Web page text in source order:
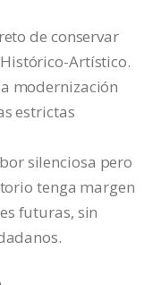
de conservar
Artístico.
modernización
estrictas
silenciosa pero
tenga margen
futuras, sin